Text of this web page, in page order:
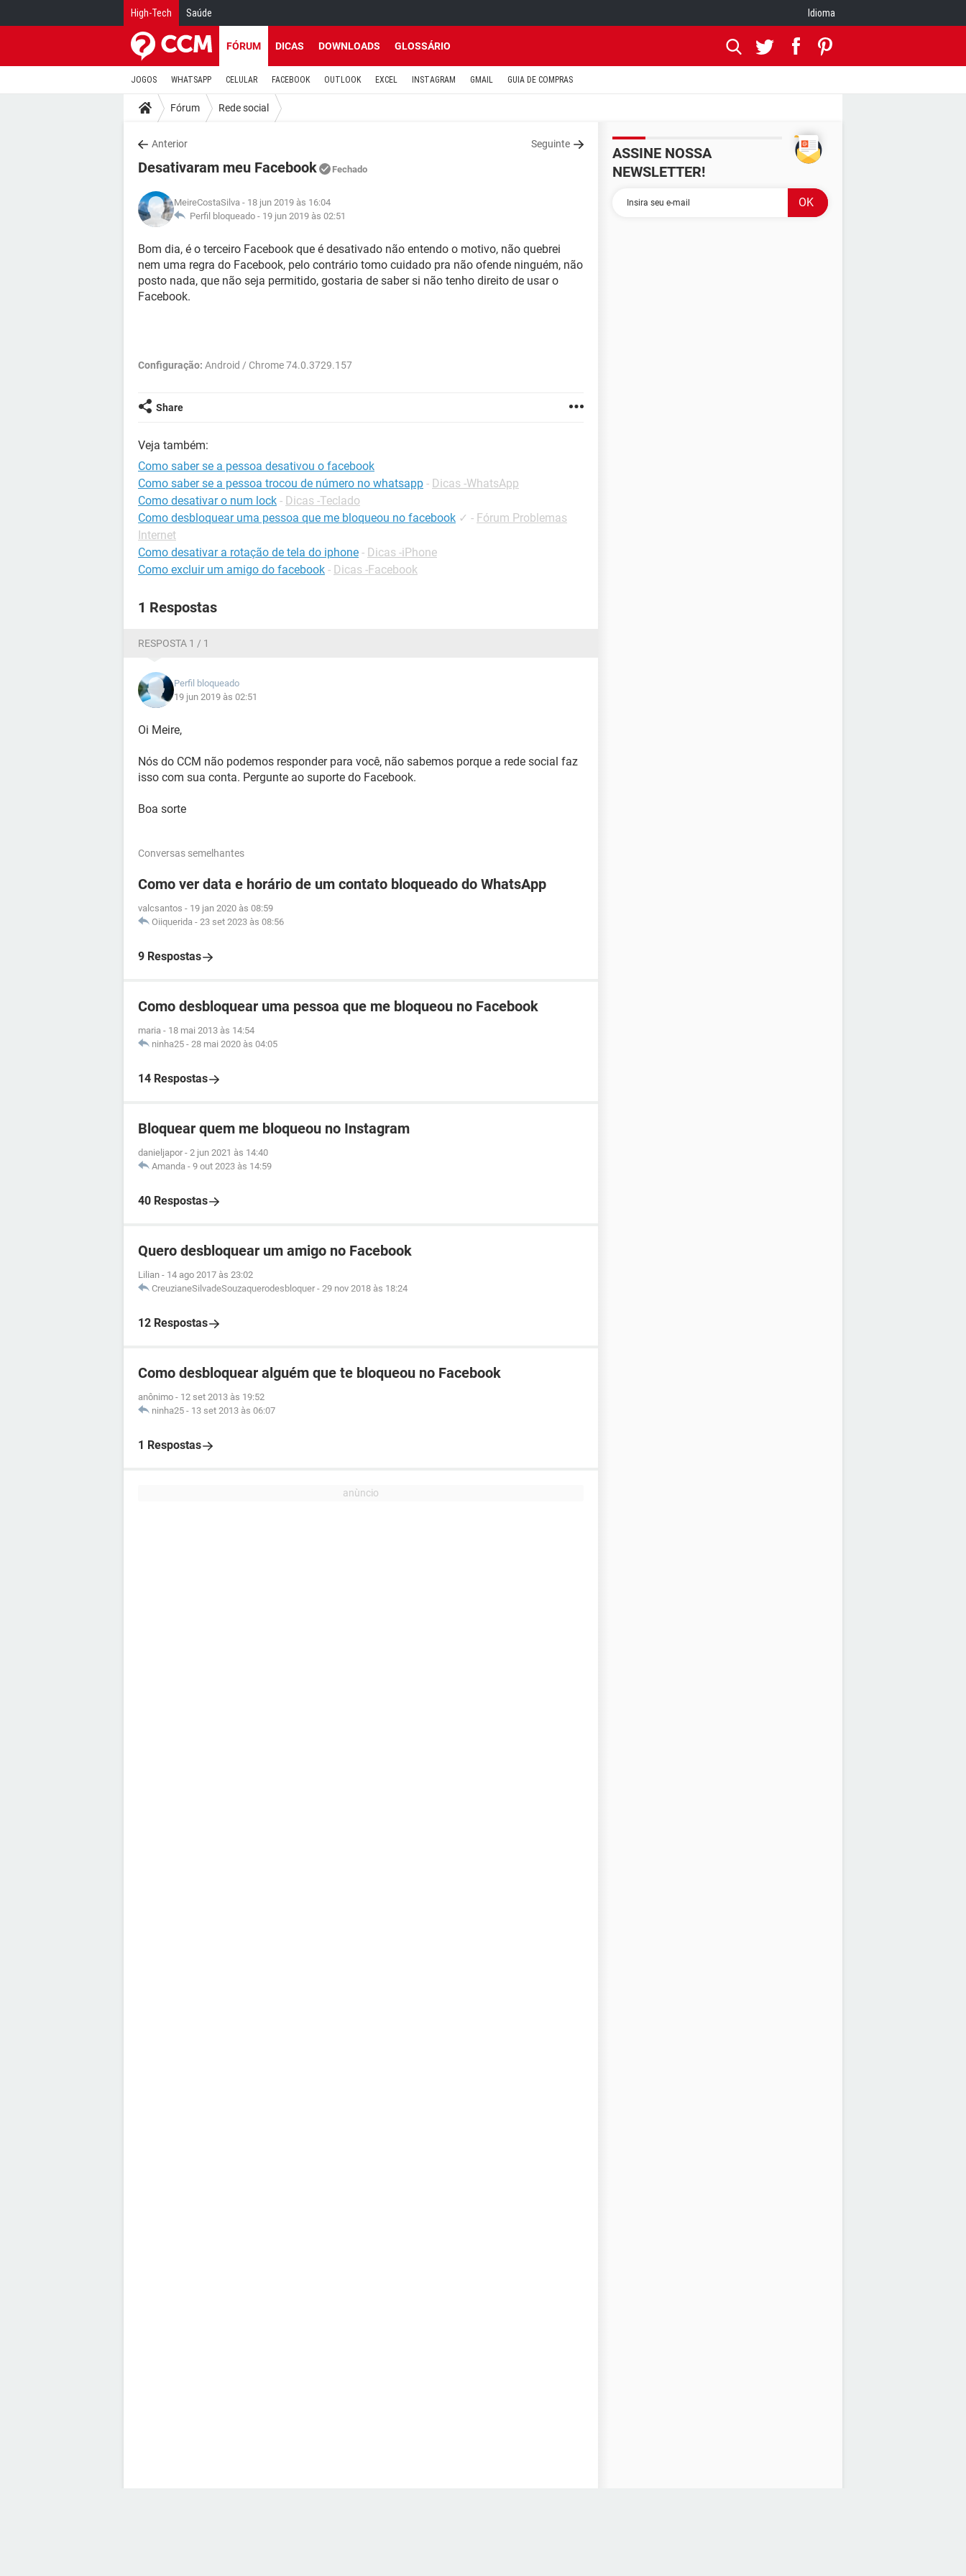
High-Tech Saúde Idioma
FÓRUM DICAS DOWNLOADS GLOSSÁRIO
JOGOS WHATSAPP CELULAR FACEBOOK OUTLOOK EXCEL INSTAGRAM GMAIL GUIA DE COMPRAS
Fórum Rede social
Anterior Seguinte
Desativaram meu Facebook Fechado
MeireCostaSilva - 18 jun 2019 às 16:04
Perfil bloqueado - 19 jun 2019 às 02:51
Bom dia, é o terceiro Facebook que é desativado não entendo o motivo, não quebrei
nem uma regra do Facebook, pelo contrário tomo cuidado pra não ofende ninguém, não
posto nada, que não seja permitido, gostaria de saber si não tenho direito de usar o
Facebook.
Configuração: Android / Chrome 74.0.3729.157
Share
Veja também:
Como saber se a pessoa desativou o facebook
Como saber se a pessoa trocou de número no whatsapp - Dicas -WhatsApp
Como desativar o num lock - Dicas -Teclado
Como desbloquear uma pessoa que me bloqueou no facebook ✓ - Fórum Problemas
Internet
Como desativar a rotação de tela do iphone - Dicas -iPhone
Como excluir um amigo do facebook - Dicas -Facebook
1 Respostas
RESPOSTA 1 / 1
Perfil bloqueado
19 jun 2019 às 02:51
Oi Meire,
Nós do CCM não podemos responder para você, não sabemos porque a rede social faz
isso com sua conta. Pergunte ao suporte do Facebook.
Boa sorte
Conversas semelhantes
Como ver data e horário de um contato bloqueado do WhatsApp
valcsantos - 19 jan 2020 às 08:59
Oiiquerida - 23 set 2023 às 08:56
9 Respostas
Como desbloquear uma pessoa que me bloqueou no Facebook
maria - 18 mai 2013 às 14:54
ninha25 - 28 mai 2020 às 04:05
14 Respostas
Bloquear quem me bloqueou no Instagram
danieljapor - 2 jun 2021 às 14:40
Amanda - 9 out 2023 às 14:59
40 Respostas
Quero desbloquear um amigo no Facebook
Lilian - 14 ago 2017 às 23:02
CreuzianeSilvadeSouzaquerodesbloquer - 29 nov 2018 às 18:24
12 Respostas
Como desbloquear alguém que te bloqueou no Facebook
anônimo - 12 set 2013 às 19:52
ninha25 - 13 set 2013 às 06:07
1 Respostas
ASSINE NOSSA
NEWSLETTER!